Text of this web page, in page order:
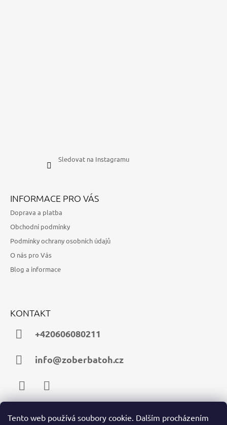
Tento web používá soubory cookie. Dalším procházením
Sledovat na Instagramu
INFORMACE PRO VÁS
Doprava a platba
Obchodní podmínky
Podmínky ochrany osobních údajů
O nás pro Vás
Blog a informace
KONTAKT
+420606080211
info@zoberbatoh.cz
FacebookInstagram